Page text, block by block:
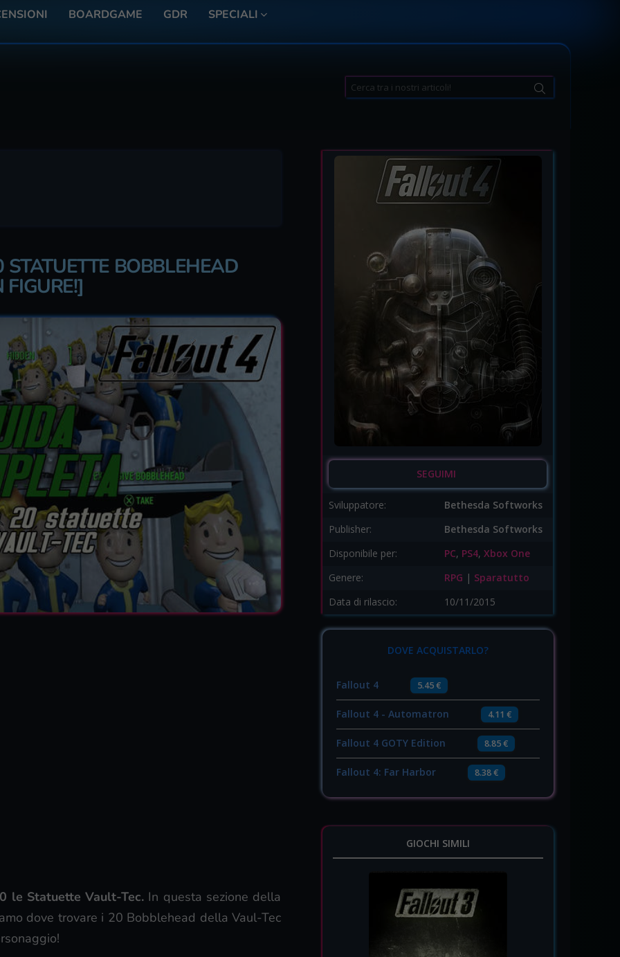
BOARDGAME GDR SPECIALI
Search
for:
BOBBLEHEAD
le Statuette Vault-Tec. In questa sezione della
dove trovare i 20 Bobblehead della Vaul-Tec
SEGUIMI
Sviluppatore:
Bethesda Softworks
Publisher:
Bethesda Softworks
Disponibile per:
PC, PS4, Xbox One
Genere:
RPG | Sparatutto
Data di rilascio:
10/11/2015
DOVE ACQUISTARLO?
Fallout 4 5.45 €
Fallout 4 - Automatron 4.11 €
Fallout 4 GOTY Edition 8.85 €
Fallout 4: Far Harbor 8.38 €
GIOCHI SIMILI